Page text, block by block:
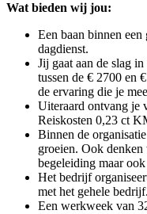
Wat bieden wij jou:
Een baan binnen
dagdienst.
Jij gaat aan de slag
tussen de € 2700 en
de ervaring die je
Uiteraard ontvang je
Reiskosten 0,23 ct
Binnen de
groeien. Ook
begeleiding maar
Het bedrijf
met het gehele bedrijf.
Een werkweek van